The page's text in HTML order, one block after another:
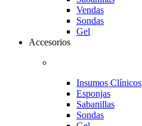
Vendas
Sondas
Gel
Accesorios
Insumos Clínicos
Esponjas
Sabanillas
Sondas